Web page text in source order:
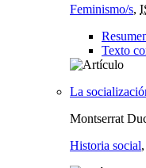
Feminismo/s,
Texto
La
Montserrat
Historia social,